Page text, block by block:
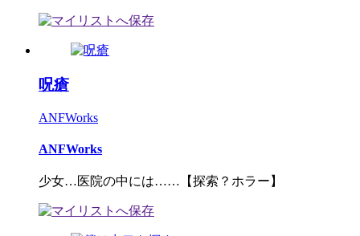
呪瘡
ANFWorks
ANFWorks
少女…医院の中には……【探索？ホラー】